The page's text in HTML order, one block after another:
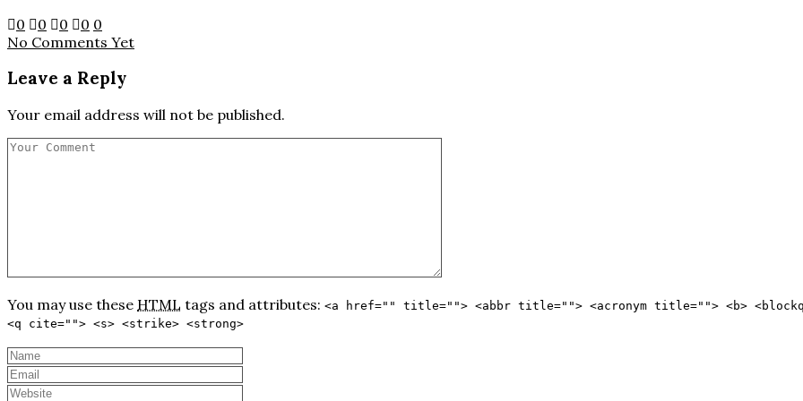
0 0 0 0 0
No Comments Yet
Leave a Reply
Your email address will not be published.
You may use these HTML tags and attributes: <a href="" title=""> <abbr title=""> <acronym title=""> <b>
<q cite=""> <s> <strike> <strong>